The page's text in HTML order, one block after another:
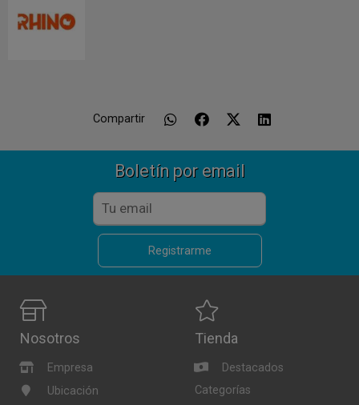
Compartir
Boletín por email
Registrarme
Nosotros
Empresa
Ubicación
Tienda
Destacados
Categorías